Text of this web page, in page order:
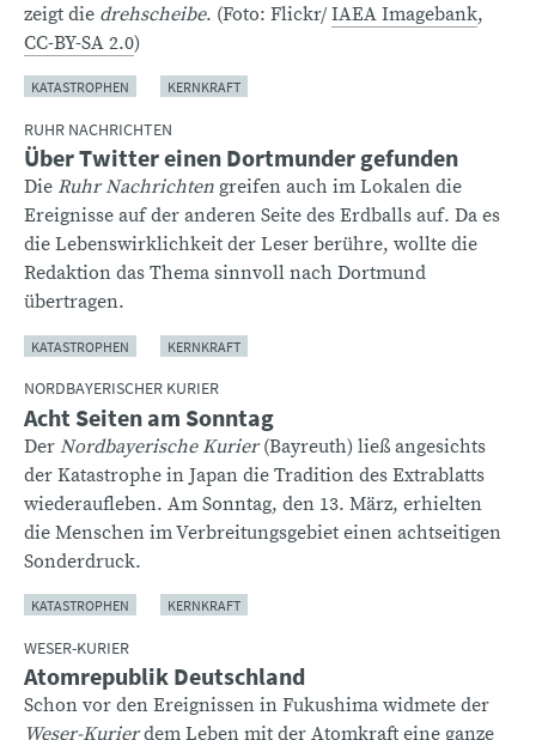
zeigt die drehscheibe. (Foto: Flickr/ IAEA Imagebank,
CC-BY-SA 2.0)
KATASTROPHEN KERNKRAFT
RUHR NACHRICHTEN
Über Twitter einen Dortmunder gefunden
Die Ruhr Nachrichten greifen auch im Lokalen die
Ereignisse auf der anderen Seite des Erdballs auf. Da es
die Lebenswirklichkeit der Leser berühre, wollte die
Redaktion das Thema sinnvoll nach Dortmund
übertragen.
KATASTROPHEN KERNKRAFT
NORDBAYERISCHER KURIER
Acht Seiten am Sonntag
Der Nordbayerische Kurier(Bayreuth) ließ angesichts
der Katastrophe in Japan die Tradition des Extrablatts
wiederaufleben. Am Sonntag, den 13. März, erhielten
die Menschen im Verbreitungsgebiet einen achtseitigen
Sonderdruck.
KATASTROPHEN KERNKRAFT
WESER-KURIER
Atomrepublik Deutschland
Schon vor den Ereignissen in Fukushima widmete der
Weser-Kurierdem Leben mit der Atomkraft eine ganze